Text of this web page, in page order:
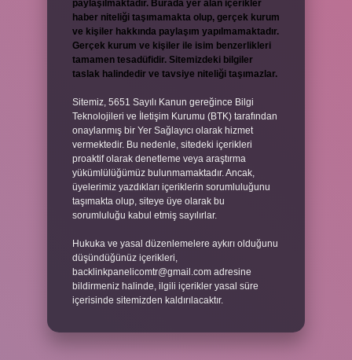
paylaşılmaktadır. Burada yer alan içerikler
haber niteliği taşımamakta olup, gerçek kurum
ve kişiler hakkında paylaşım yapılmamaktadır.
Gerçek kurum ve kişiler ile isim benzerlikleri
tamamen tesadüfidir. Sitemizdeki bilgiler
taslak halindedir ve tavsiye niteliği taşımazlar.
Sitemiz, 5651 Sayılı Kanun gereğince Bilgi
Teknolojileri ve İletişim Kurumu (BTK) tarafından
onaylanmış bir Yer Sağlayıcı olarak hizmet
vermektedir. Bu nedenle, sitedeki içerikleri
proaktif olarak denetleme veya araştırma
yükümlülüğümüz bulunmamaktadır. Ancak,
üyelerimiz yazdıkları içeriklerin sorumluluğunu
taşımakta olup, siteye üye olarak bu
sorumluluğu kabul etmiş sayılırlar.
Hukuka ve yasal düzenlemelere aykırı olduğunu
düşündüğünüz içerikleri,
backlinkpanelicomtr@gmail.com adresine
bildirmeniz halinde, ilgili içerikler yasal süre
içerisinde sitemizden kaldırılacaktır.